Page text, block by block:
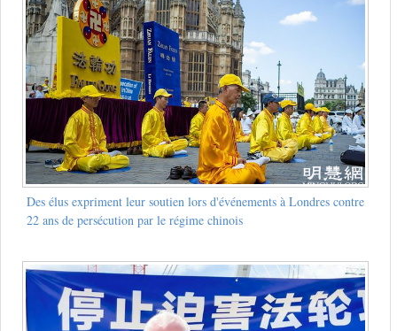
Des élus expriment leur soutien lors d'événements à Londres contre
22 ans de persécution par le régime chinois